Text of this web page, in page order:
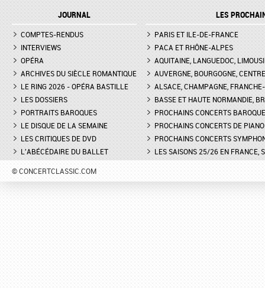
JOURNAL
COMPTES-RENDUS
INTERVIEWS
OPÉRA
ARCHIVES DU SIÈCLE ROMANTIQUE
LE RING 2026 - OPÉRA BASTILLE
LES DOSSIERS
PORTRAITS BAROQUES
LE DISQUE DE LA SEMAINE
LES CRITIQUES DE DVD
L'ABÉCÉDAIRE DU BALLET
LES
PARIS ET ILE-DE-FRANCE
PACA ET RHÔNE-ALPES
AQUITAINE, LANGUEDOC,
AUVERGNE, BOURGOGNE, CENTRE
ALSACE, CHAMPAGNE,
BASSE ET HAUTE NORMANDIE,
PROCHAINS CONCERTS
PROCHAINS CONCERTS DE PIANO
PROCHAINS CONCERTS
LES SAISONS 25/26 EN FRANCE,
© CONCERTCLASSIC.COM